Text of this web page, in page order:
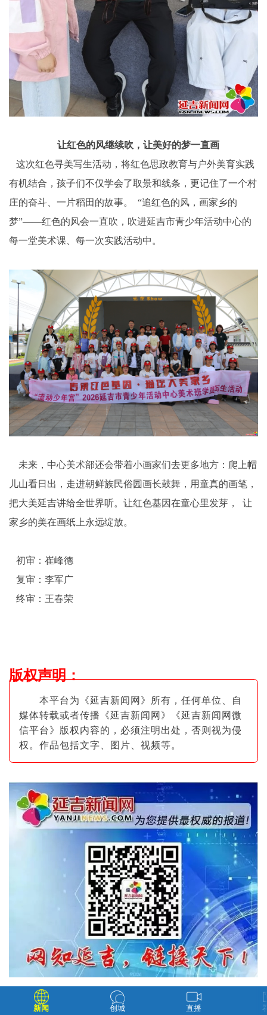
让红色的风继续吹，让美好的梦一直画
这次红色寻美写生活动，将红色思政教育与户外美育实践
有机结合，孩子们不仅学会了取景和线条，更记住了一个村
庄的奋斗、一片稻田的故事。 “追红色的风，画家乡的
梦”——红色的风会一直吹，吹进延吉市青少年活动中心的
每一堂美术课、每一次实践活动中。
未来，中心美术部还会带着小画家们去更多地方：爬上帽
儿山看日出，走进朝鲜族民俗园画长鼓舞，用童真的画笔，
把大美延吉讲给全世界听。让红色基因在童心里发芽， 让
家乡的美在画纸上永远绽放。
初审：崔峰德
复审：李军广
终审：王春荣
版权声明：
本平台为《延吉新闻网》所有，任何单位、自
媒体转载或者传播《延吉新闻网》《延吉新闻网微
信平台》版权内容的，必须注明出处，否则视为侵
权。作品包括文字、图片 、视频等。
新闻 创城 直播